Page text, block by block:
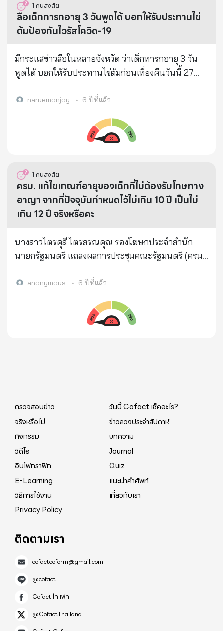
1 คนสงสัย
ลือเด็กทารกอายุ 3 วันพูดได้ บอกให้รับประทานไข่
ต้มป้องกันไวรัสโควิด-19
มีกระแสข่าวลือในหลายจังหวัด ว่าเด็กทารกอายุ 3 วัน
พูดได้ บอกให้รับประทานไข่ต้มก่อนเที่ยงคืนวันนี้ 27
naruemonjoy • 6 ปีที่แล้ว
1 คนสงสัย
ครม. แก้ไขเกณฑ์อายุของเด็กที่ไม่ต้องรับโทษทาง
อาญา จากที่ปัจจุบันกำหนดไว้ไม่เกิน 10 ปี เป็นไม่
เกิน 12 ปี จริงหรือคะ
นางสาวไตรศุลี ไตรสรณคุณ รองโฆษกประจำสำนัก
นายกรัฐมนตรี แถลงผลการประชุมคณะรัฐมนตรี (ครม.)
พ.ร.บ.แก้ไขเพิ่มเติมประมวลกฎหมายอาญา (ฉบับที่..)
เพิ่มเติมเกณฑ์อายุของเด็กที่ไม่ต้องรับโทษทางอาญา
จากที่ปัจจุบันกำหนดไว้ไม่เกิน 10 ปี เป็นไม่เกิน 12 ปี
anonymous • 6 ปีที่แล้ว
ตรวจสอบข่าว
วันนี้ Cofact เช็คอะไร?
จริงหรือไม่
ข่าวลวงประจำสัปดาห์
กิจกรรม
บทความ
วิดีโอ
Journal
อินโฟกราฟิก
Quiz
E-Learning
แนะนำคำศัพท์
วิธีการใช้งาน
เกี่ยวกับเรา
Privacy Policy
ติดตามเรา
cofactcoform@gmail.com
@cofact
Cofact โคแฟค
@CofactThailand